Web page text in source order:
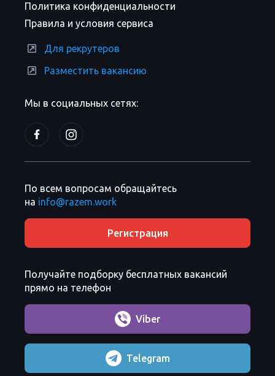
Мы в социальных сетях:
Политика конфиденциальности
Правила и условия сервиса
Для рекрутеров
Разместить вакансию
По всем вопросам обращайтесь
на info@razem.work
Регистрация
Получайте подборку бесплатных вакансий
прямо на телефон
Viber
Telegram